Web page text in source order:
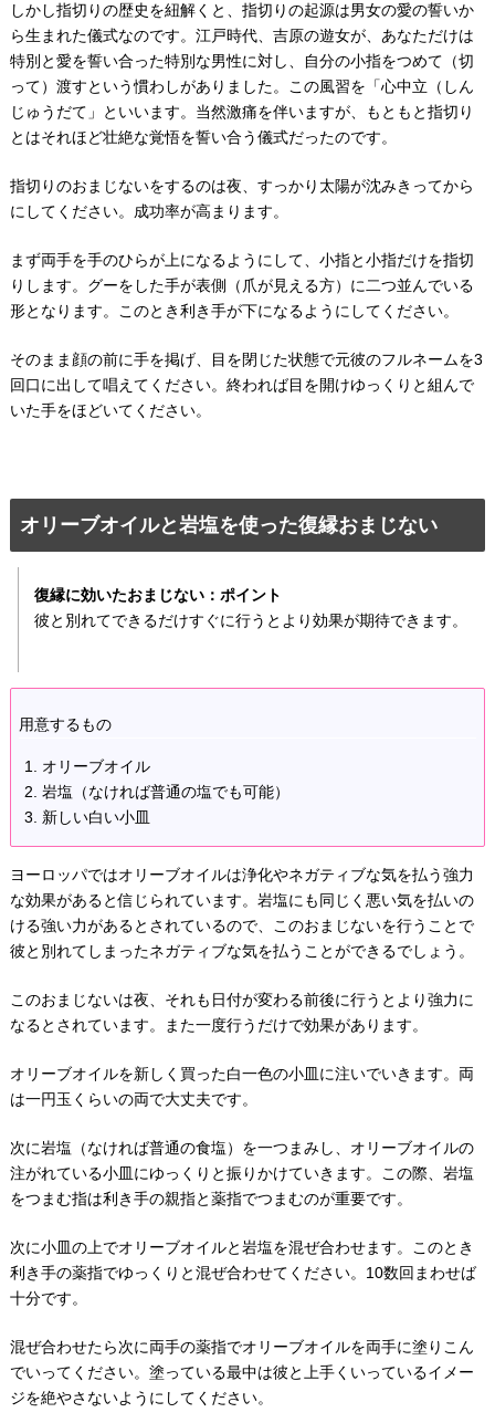
しかし指切りの歴史を紐解くと、指切りの起源は男女の愛の誓いか
ら生まれた儀式なのです。江戸時代、吉原の遊女が、あなただけは
特別と愛を誓い合った特別な男性に対し、自分の小指をつめて（切
って）渡すという慣わしがありました。この風習を「心中立（しん
じゅうだて」といいます。当然激痛を伴いますが、もともと指切り
とはそれほど壮絶な覚悟を誓い合う儀式だったのです。
指切りのおまじないをするのは夜、すっかり太陽が沈みきってから
にしてください。成功率が高まります。
まず両手を手のひらが上になるようにして、小指と小指だけを指切
りします。グーをした手が表側（爪が見える方）に二つ並んでいる
形となります。このとき利き手が下になるようにしてください。
そのまま顔の前に手を掲げ、目を閉じた状態で元彼のフルネームを3
回口に出して唱えてください。終われば目を開けゆっくりと組んで
いた手をほどいてください。
オリーブオイルと岩塩を使った復縁おまじない
復縁に効いたおまじない：ポイント
彼と別れてできるだけすぐに行うとより効果が期待できます。
用意するもの
オリーブオイル
岩塩（なければ普通の塩でも可能）
新しい白い小皿
ヨーロッパではオリーブオイルは浄化やネガティブな気を払う強力
な効果があると信じられています。岩塩にも同じく悪い気を払いの
ける強い力があるとされているので、このおまじないを行うことで
彼と別れてしまったネガティブな気を払うことができるでしょう。
このおまじないは夜、それも日付が変わる前後に行うとより強力に
なるとされています。また一度行うだけで効果があります。
オリーブオイルを新しく買った白一色の小皿に注いでいきます。両
は一円玉くらいの両で大丈夫です。
次に岩塩（なければ普通の食塩）を一つまみし、オリーブオイルの
注がれている小皿にゆっくりと振りかけていきます。この際、岩塩
をつまむ指は利き手の親指と薬指でつまむのが重要です。
次に小皿の上でオリーブオイルと岩塩を混ぜ合わせます。このとき
利き手の薬指でゆっくりと混ぜ合わせてください。10数回まわせば
十分です。
混ぜ合わせたら次に両手の薬指でオリーブオイルを両手に塗りこん
でいってください。塗っている最中は彼と上手くいっているイメー
ジを絶やさないようにしてください。